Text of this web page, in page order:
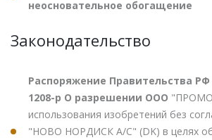
неосновательное обогащение
Законодательство
Распоряжение Правительства РФ
1208-р О разрешении ООО
использования изобретений без
"НОВО НОРДИСК А/С" (DK) в целях